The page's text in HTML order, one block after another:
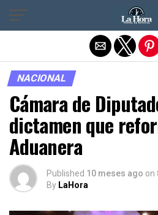
NACIONAL
Cámara de
dictamen que
Aduanera
Published 10 meses ago on
By LaHora
Salir de la